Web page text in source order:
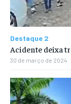
Destaque 2
Acidente deixa
30 de março de 2024